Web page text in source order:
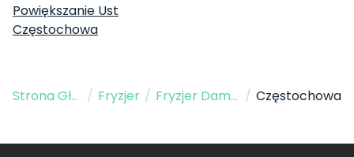
Powiększanie Ust
Częstochowa
Strona Główna / Fryzjer / Fryzjer Damski / Częstochowa